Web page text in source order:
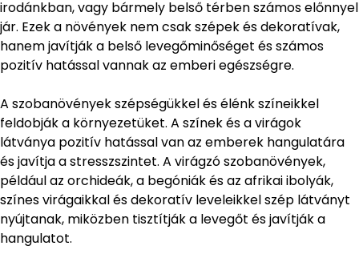
irodánkban, vagy bármely belső térben számos előnnyel
jár. Ezek a növények nem csak szépek és dekoratívak,
hanem javítják a belső levegőminőséget és számos
pozitív hatással vannak az emberi egészségre.
A szobanövények szépségükkel és élénk színeikkel
feldobják a környezetüket. A színek és a virágok
látványa pozitív hatással van az emberek hangulatára
és javítja a stresszszintet. A virágzó szobanövények,
például az orchideák, a begóniák és az afrikai ibolyák,
színes virágaikkal és dekoratív leveleikkel szép látványt
nyújtanak, miközben tisztítják a levegőt és javítják a
hangulatot.